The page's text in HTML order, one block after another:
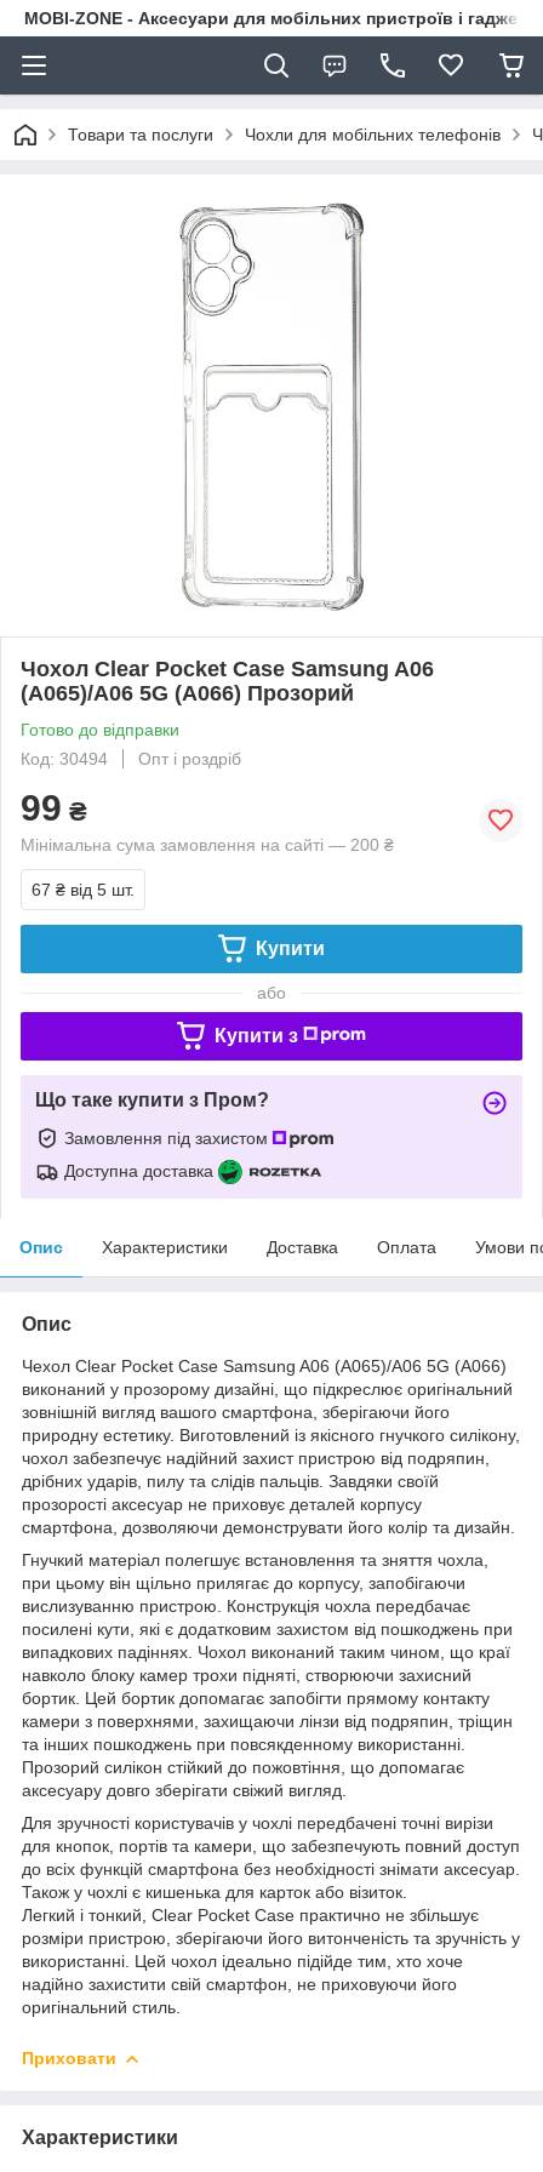
MOBI-ZONE - Аксесуари для мобільних пристроїв і гаджети
Товари та послуги Чохли для мобільних телефонів
Чохол Clear Pocket Case Samsung A06
(A065)/A06 5G (A066) Прозорий
Готово до відправки
Код: 30494
Опт і роздріб
99 ₴
Мінімальна сума замовлення на сайті — 200 ₴
67 ₴ від 5 шт.
Купити
або
Купити з
Що таке купити з Пром?
Замовлення під захистом
Доступна доставка
Опис Характеристики Доставка Оплата Умови
Опис
Чехол Clear Pocket Case Samsung A06 (A065)/A06 5G (A066)
виконаний у прозорому дизайні, що підкреслює оригінальний
зовнішній вигляд вашого смартфона, зберігаючи його
природну естетику. Виготовлений із якісного гнучкого силікону,
чохол забезпечує надійний захист пристрою від подряпин,
дрібних ударів, пилу та слідів пальців. Завдяки своїй
прозорості аксесуар не приховує деталей корпусу
смартфона, дозволяючи демонструвати його колір та дизайн.
Гнучкий матеріал полегшує встановлення та зняття чохла,
при цьому він щільно прилягає до корпусу, запобігаючи
вислизуванню пристрою. Конструкція чохла передбачає
посилені кути, які є додатковим захистом від пошкоджень при
випадкових падіннях. Чохол виконаний таким чином, що краї
навколо блоку камер трохи підняті, створюючи захисний
бортик. Цей бортик допомагає запобігти прямому контакту
камери з поверхнями, захищаючи лінзи від подряпин, тріщин
та інших пошкоджень при повсякденному використанні.
Прозорий силікон стійкий до пожовтіння, що допомагає
аксесуару довго зберігати свіжий вигляд.
Для зручності користувачів у чохлі передбачені точні вирізи
для кнопок, портів та камери, що забезпечують повний доступ
до всіх функцій смартфона без необхідності знімати аксесуар.
Також у чохлі є кишенька для карток або візиток.
Легкий і тонкий, Clear Pocket Case практично не збільшує
розміри пристрою, зберігаючи його витонченість та зручність у
використанні. Цей чохол ідеально підійде тим, хто хоче
надійно захистити свій смартфон, не приховуючи його
оригінальний стиль.
Приховати
Характеристики